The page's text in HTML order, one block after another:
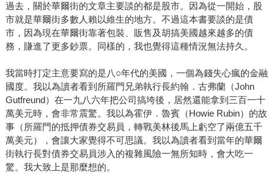
過去，關於華爾街的文章主要談的都是股市。因為從一開始，股
市就是華爾街多數人賴以維生的地方。不過這本書要談的是債
市，因為現在華爾街靠著包裝、販售及胡搞美國越來越多的債
務，賺進了更多鈔票。同樣的，我也覺得這種情況無法持久。
我當時打定主意要寫的是八○年代的美國，一個為錢失心瘋的金融
國度。我以為讀者看到所羅門兄弟執行長約翰．古弗蘭（John
Gutfreund）在一九八六年把公司搞垮後，居然還能拿到三百一十
萬美元時，會非常震驚。我以為霍伊．魯賓（Howie Rubin）的故
事（所羅門的抵押債券交易員，轉戰美林後馬上虧空了兩億五千
萬美元），會讓大家覺得不可思議。我以為讀者看到當年的華爾
街執行長對債券交易員涉入的複雜風險一無所知時，會大吃一
驚。我大致上是那麼想的。